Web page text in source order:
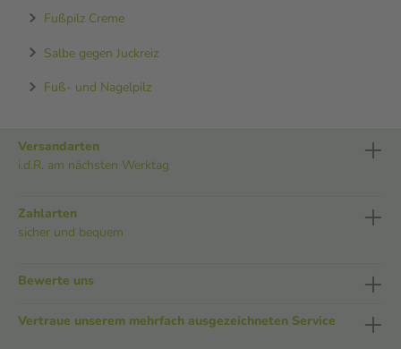
Fußpilz Creme
Salbe gegen Juckreiz
Fuß- und Nagelpilz
Versandarten
i.d.R. am nächsten Werktag
Zahlarten
sicher und bequem
Bewerte uns
Vertraue unserem mehrfach ausgezeichneten Service